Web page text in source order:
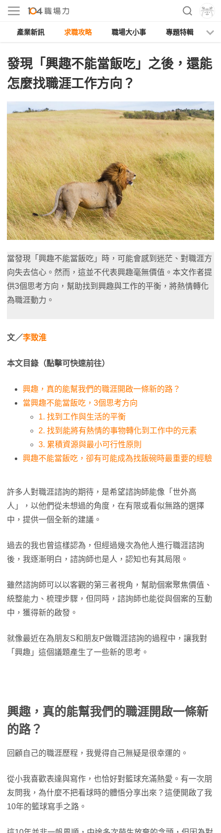
產業新訊 求職攻略 職場大小事 專題特輯
發現「興趣不能當飯吃」之後，還能
怎麼找職涯工作方向？
當發現「興趣不能當飯吃」時，可能會感到迷茫、對職涯方
向失去信心。然而，這並不代表興趣毫無價值。本文作者提
供3個思考方向，幫助找到興趣與工作的平衡，將熱情轉化
為職涯動力。
文／李致淮
本文目錄（點擊可快速前往）
興趣，真的能幫我們的職涯開啟一條新的路？
當興趣不能當飯吃，3個思考方向
1. 找到工作與生活的平衡
2. 找到能將有熱情的事物轉化到工作中的元素
3. 累積資源與最小可行性原則
興趣不能當飯吃，卻有可能成為找飯碗時最重要的經驗
許多人對職涯諮詢的期待，是希望諮詢師能像「世外高
人」，以他們從未想過的角度，在有限或看似無路的選擇
中，提供一個全新的建議。
過去的我也曾這樣認為，但經過幾次為他人進行職涯諮詢
後，我逐漸明白，諮詢師也是人，認知也有其局限。
雖然諮詢師可以以客觀的第三者視角，幫助個案聚焦價值、
統整能力、梳理步驟，但同時，諮詢師也能從與個案的互動
中，獲得新的啟發。
就像最近在為朋友S和朋友P做職涯諮詢的過程中，讓我對
「興趣」這個議題產生了一些新的思考。
興趣，真的能幫我們的職涯開啟一條新
的路？
回顧自己的職涯歷程，我覺得自己無疑是很幸運的。
從小我喜歡表達與寫作，也恰好對籃球充滿熱愛。有一次朋
友問我，為什麼不把看球時的體悟分享出來？這便開啟了我
10年的籃球寫手之路。